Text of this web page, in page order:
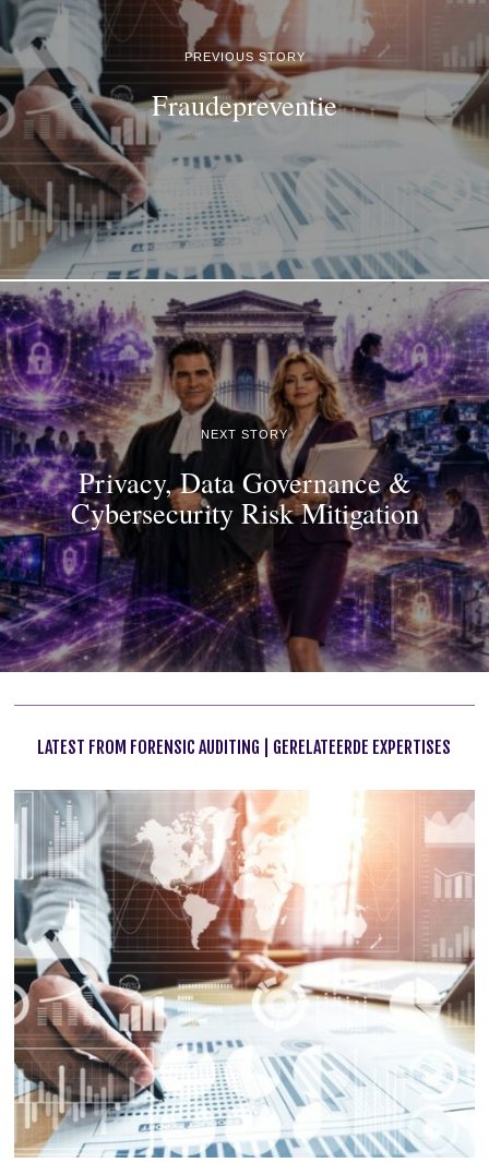
PREVIOUS STORY
Fraudepreventie
NEXT STORY
Privacy, Data Governance &
Cybersecurity Risk Mitigation
LATEST FROM FORENSIC AUDITING | GERELATEERDE EXPERTISES